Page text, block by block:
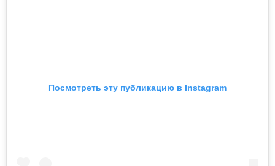
Посмотреть эту публикацию в Instagram